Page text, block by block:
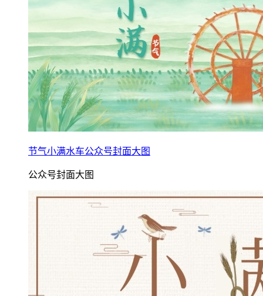
节气小满水车公众号封面大图
公众号封面大图